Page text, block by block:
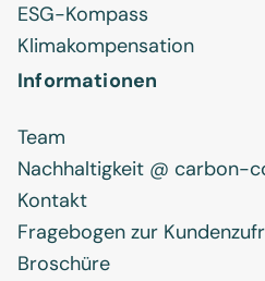
ESG-Kompass
Klimakompensation
Informationen
Team
Nachhaltigkeit @ carbon-
Kontakt
Fragebogen zur
Broschüre